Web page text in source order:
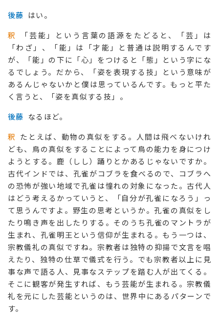
後藤 はい。
釈
「芸能」という言葉の語源をたどると、「芸」は
「わざ」、「能」は「才能」と普通は説明するんです
が、「能」の下に「心」をつけると「態」という字にな
るでしょう。だから、「姿を表現する技」という意味が
あるんじゃないかと僕は思っているんです。もっと平た
く言うと、「姿を真似する技」。
後藤 なるほど。
釈
たとえば、動物の真似をする。人間は飛べないけれ
ども、鳥の真似をすることによって鳥の能力を身につけ
ようとする。鹿（しし）踊りとかあるじゃないですか。
古代インドでは、孔雀がコブラを食べるので、コブラへ
の恐怖が強い地域で孔雀は憧れの対象になった。古代人
はどう考えるかっていうと、「自分が孔雀になろう」っ
て思うんですよ。野生の思考というか。孔雀の真似をし
たり鳴き声を出したりする。そのうち孔雀のマントラが
生まれ、孔雀明王という信仰が生まれる。もう一つは、
宗教儀礼の真似ですね。宗教者は独特の抑揚で文言を唱
えたり、独特の仕草で儀式を行う。でも宗教者以上に見
事な声で語る人、見事なステップを踏む人が出てくる。
そこに観客が発生すれば、もう芸能が生まれる。宗教儀
礼を元にした芸能というのは、世界中にあるパターンで
す。